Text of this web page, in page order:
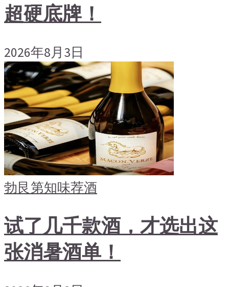
超硬底牌！
2026年8月3日
勃艮第知味荐酒
试了几千款酒，才选出这
张消暑酒单！